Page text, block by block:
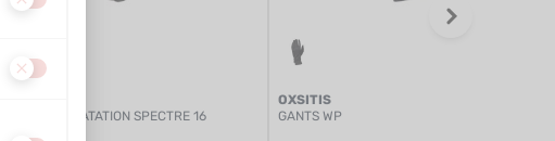
SAC D'HYDRATATION SPECTRE 16
OXSITIS
GANTS WP